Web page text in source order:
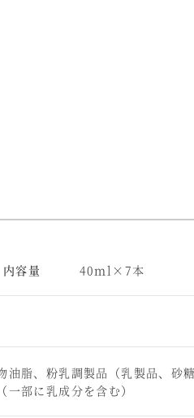
内容量 40ｍl×7本
脂、粉乳調製品（乳製品、砂
部に乳成分を含む）